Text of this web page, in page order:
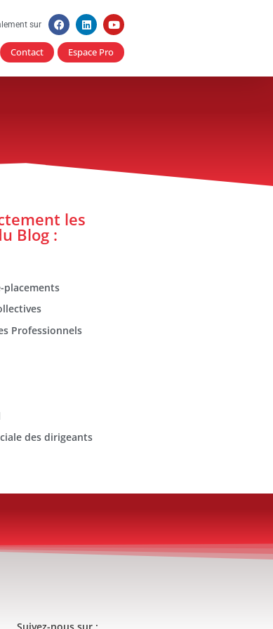
sur
Contact Espace Pro
les
Blog :
placements
Professionnels
des dirigeants
Suivez-nous sur :